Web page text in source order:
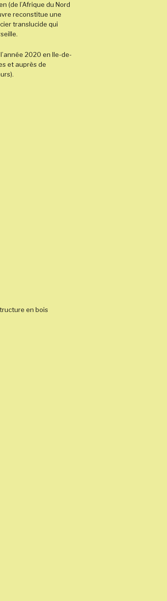
(de l’Afrique du Nord
reconstitue une
translucide qui
2020 en Ile-de-
et auprès de
en bois